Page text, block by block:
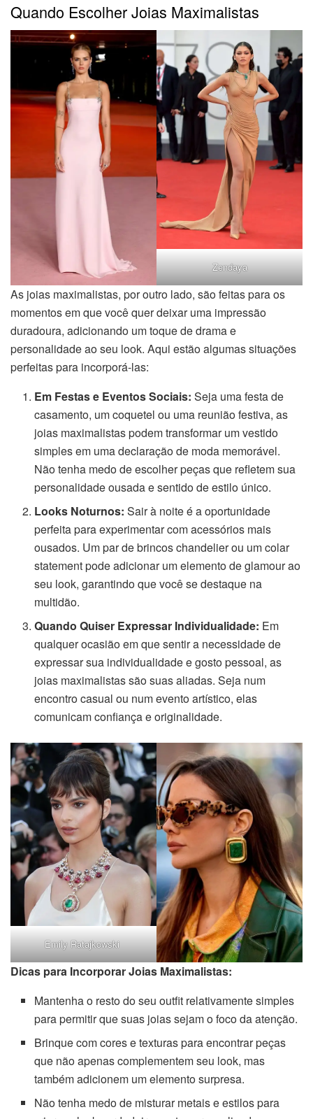
Quando Escolher Joias Maximalistas
Zendaya
As joias maximalistas, por outro lado, são feitas para os
momentos em que você quer deixar uma impressão
duradoura, adicionando um toque de drama e
personalidade ao seu look. Aqui estão algumas situações
perfeitas para incorporá-las:
Em Festas e Eventos Sociais: Seja uma festa de
casamento, um coquetel ou uma reunião festiva, as
joias maximalistas podem transformar um vestido
simples em uma declaração de moda memorável.
Não tenha medo de escolher peças que refletem sua
personalidade ousada e sentido de estilo único.
Looks Noturnos: Sair à noite é a oportunidade
perfeita para experimentar com acessórios mais
ousados. Um par de brincos chandelier ou um colar
statement pode adicionar um elemento de glamour ao
seu look, garantindo que você se destaque na
multidão.
Quando Quiser Expressar Individualidade: Em
qualquer ocasião em que sentir a necessidade de
expressar sua individualidade e gosto pessoal, as
joias maximalistas são suas aliadas. Seja num
encontro casual ou num evento artístico, elas
comunicam confiança e originalidade.
Emily Ratajkowski
Dicas para Incorporar Joias Maximalistas:
Mantenha o resto do seu outfit relativamente simples
para permitir que suas joias sejam o foco da atenção.
Brinque com cores e texturas para encontrar peças
que não apenas complementem seu look, mas
também adicionem um elemento surpresa.
Não tenha medo de misturar metais e estilos para